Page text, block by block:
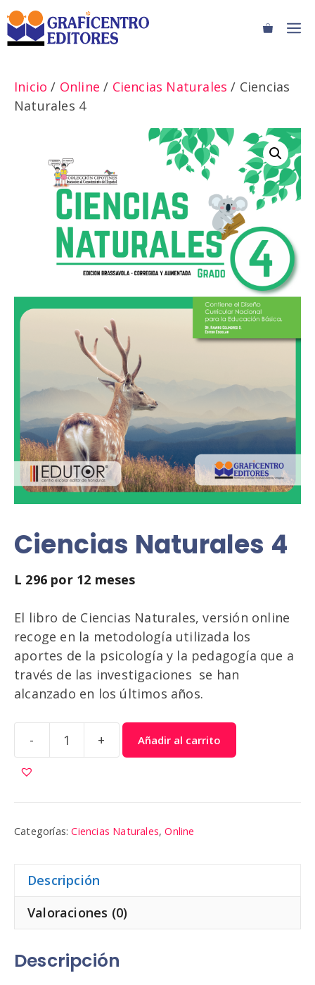
Saltar
al
contenido
Inicio / Online / Ciencias Naturales / Ciencias
Naturales 4
Ciencias Naturales 4
L 296 por 12 meses
El libro de Ciencias Naturales, versión online
recoge en la metodología utilizada los
aportes de la psicología y la pedagogía que a
través de las investigaciones se han
alcanzado en los últimos años.
-
Ciencias
cantidad
+ Añadir al carrito
Categorías:Ciencias Naturales,Online
Descripción
Valoraciones (0)
Descripción